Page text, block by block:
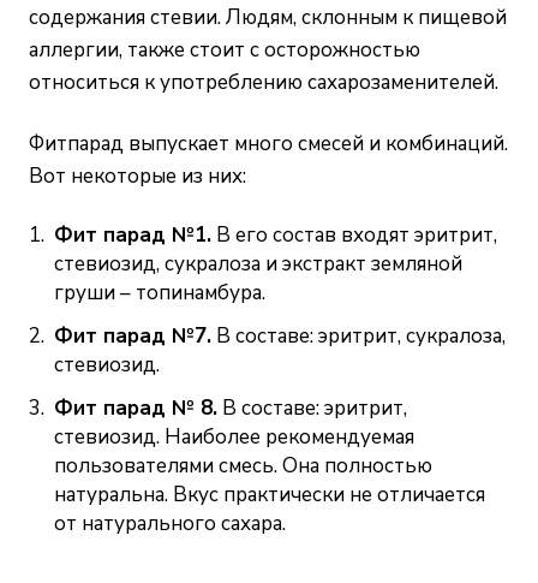
содержания стевии. Людям, склонным к пищевой
аллергии, также стоит с осторожностью
относиться к употреблению сахарозаменителей.
Фитпарад выпускает много смесей и комбинаций.
Вот некоторые из них:
Фит парад №1. В его состав входят эритрит,
стевиозид, сукралоза и экстракт земляной
груши – топинамбура.
Фит парад №7. В составе: эритрит, сукралоза,
стевиозид.
Фит парад № 8. В составе: эритрит,
стевиозид. Наиболее рекомендуемая
пользователями смесь. Она полностью
натуральна. Вкус практически не отличается
от натурального сахара.